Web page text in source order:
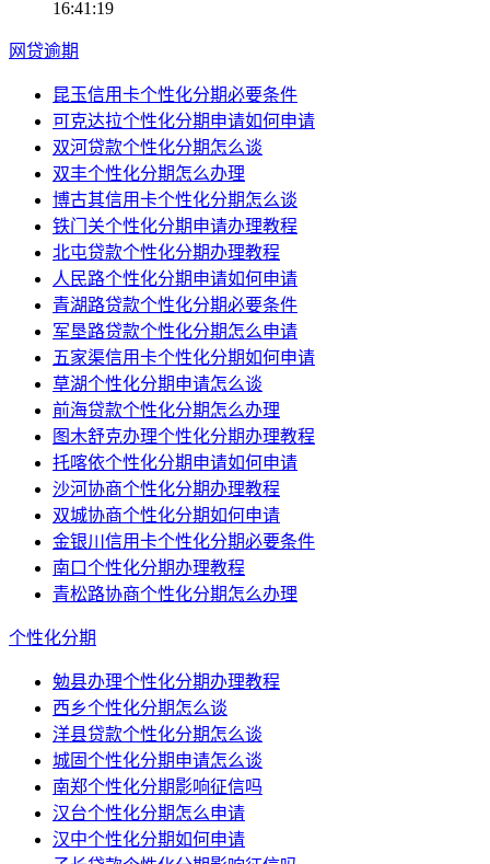
16:41:19
网贷逾期
昆玉信用卡个性化分期必要条件
可克达拉个性化分期申请如何申请
双河贷款个性化分期怎么谈
双丰个性化分期怎么办理
博古其信用卡个性化分期怎么谈
铁门关个性化分期申请办理教程
北屯贷款个性化分期办理教程
人民路个性化分期申请如何申请
青湖路贷款个性化分期必要条件
军垦路贷款个性化分期怎么申请
五家渠信用卡个性化分期如何申请
草湖个性化分期申请怎么谈
前海贷款个性化分期怎么办理
图木舒克办理个性化分期办理教程
托喀依个性化分期申请如何申请
沙河协商个性化分期办理教程
双城协商个性化分期如何申请
金银川信用卡个性化分期必要条件
南口个性化分期办理教程
青松路协商个性化分期怎么办理
个性化分期
勉县办理个性化分期办理教程
西乡个性化分期怎么谈
洋县贷款个性化分期怎么谈
城固个性化分期申请怎么谈
南郑个性化分期影响征信吗
汉台个性化分期怎么申请
汉中个性化分期如何申请